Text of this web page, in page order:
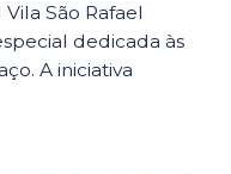
São Rafael
dedicada às
A iniciativa